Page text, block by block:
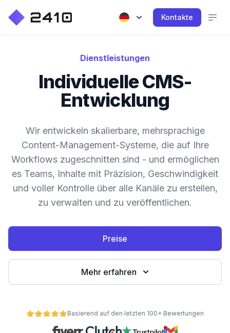
Kontakte
Dienstleistungen
Individuelle CMS-
Entwicklung
Wir entwickeln skalierbare, mehrsprachige
Content-Management-Systeme, die auf Ihre
Workflows zugeschnitten sind - und ermöglichen
es Teams, Inhalte mit Präzision, Geschwindigkeit
und voller Kontrolle über alle Kanäle zu erstellen,
zu verwalten und zu veröffentlichen.
Preise
Mehr erfahren
Basierend auf den letzten 100+ Bewertungen